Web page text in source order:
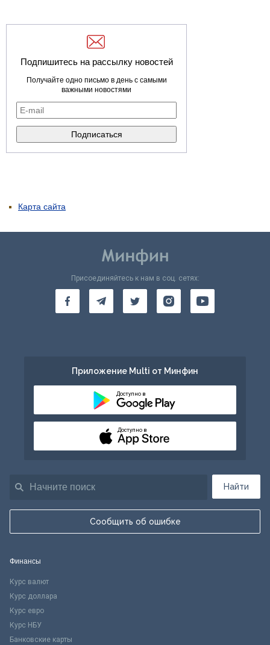
Подпишитесь на рассылку новостей
Получайте одно письмо в день с самыми
важными новостями
Карта сайта
Найти
Сообщить об ошибке
Присоединяйтесь к нам в соц. сетях:
Приложение Multi от Минфин
Доступно в
Доступно в
Финансы
Курс валют
Курс доллара
Курс евро
Курс НБУ
Банковские карты